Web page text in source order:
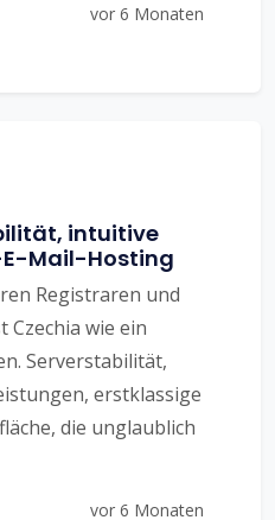
vor 6 Monaten
intuitive
Mail-Hosting
Registraren und
wie ein
Serverstabilität,
erstklassige
die unglaublich
vor 6 Monaten